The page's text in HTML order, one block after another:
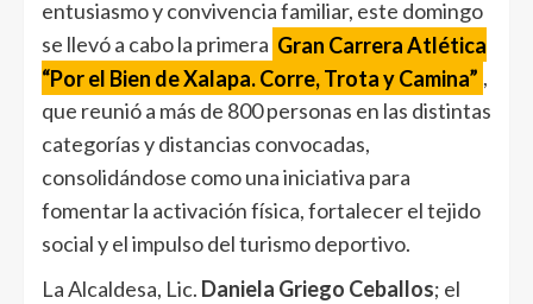
entusiasmo y convivencia familiar, este domingo
se llevó a cabo la primera Gran Carrera Atlética
“Por el Bien de Xalapa. Corre, Trota y Camina” ,
que reunió a más de 800 personas en las distintas
categorías y distancias convocadas,
consolidándose como una iniciativa para
fomentar la activación física, fortalecer el tejido
social y el impulso del turismo deportivo.
La Alcaldesa, Lic. Daniela Griego Ceballos; el